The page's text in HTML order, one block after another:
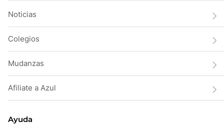
Noticias
Colegios
Mudanzas
Afiliate a Azul
Ayuda